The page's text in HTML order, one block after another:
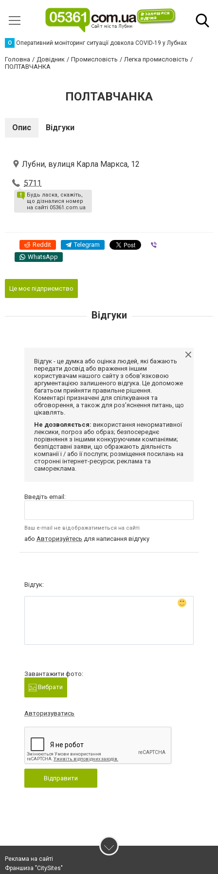
О Оперативний моніторинг ситуації довкола COVID-19 у Лубнах
Головна Довідник Промисловість
Легка промисловість
ПОЛТАВЧАНКА
ПОЛТАВЧАНКА
Опис Відгуки
Лубни, вулиця Карла Маркса, 12
5711
Будь ласка, скажіть,
що дізналися номер
на сайті 05361.com.ua
Reddit Telegram
WhatsApp
Це моє підприємство
Відгуки
Відгук - це думка або оцінка людей, які бажають
передати досвід або враження іншим
користувачам нашого сайту з обов'язковою
аргументацією залишеного відгука. Це допоможе
багатьом прийняти правильне рішення.
Коментарі призначені для спілкування та
обговорення, а також для роз'яснення питань, що
цікавлять.
Не дозволяється: використання ненормативної
лексики, погроз або образ; безпосереднє
порівняння з іншими конкуруючими компаніями;
безпідставні заяви, що ображають діяльність
компанії і / або її послуги; розміщення посилань на
сторонні інтернет-ресурси; реклама та
самореклама.
Введіть email:
Ваш e-mail не відображатиметься на сайті
або Авторизуйтесь для написання відгуку
Відгук:
Завантажити фото:
Вибрати
Авторизуватись
Відправити
Реклама на сайті
Франшиза "CitySites"